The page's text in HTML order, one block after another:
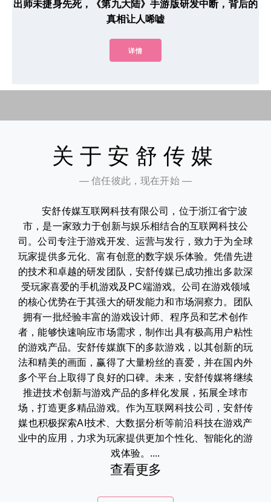
出师未捷身先死，《第九大陆》手游版研发中断，背后的
真相让人唏嘘
详情
关于安舒传媒
— 信任彼此，现在开始 —
安舒传媒互联网科技有限公司，位于浙江省宁波
市，是一家致力于创新与娱乐相结合的互联网科技公
司。公司专注于游戏开发、运营与发行，致力于为全球
玩家提供多元化、富有创意的数字娱乐体验。凭借先进
的技术和卓越的研发团队，安舒传媒已成功推出多款深
受玩家喜爱的手机游戏及PC端游戏。公司在游戏领域
的核心优势在于其强大的研发能力和市场洞察力。团队
拥有一批经验丰富的游戏设计师、程序员和艺术创作
者，能够快速响应市场需求，制作出具有极高用户粘性
的游戏产品。安舒传媒旗下的多款游戏，以其创新的玩
法和精美的画面，赢得了大量粉丝的喜爱，并在国内外
多个平台上取得了良好的口碑。未来，安舒传媒将继续
推进技术创新与游戏产品的多样化发展，拓展全球市
场，打造更多精品游戏。作为互联网科技公司，安舒传
媒也积极探索AI技术、大数据分析等前沿科技在游戏产
业中的应用，力求为玩家提供更加个性化、智能化的游
戏体验。....
查看更多